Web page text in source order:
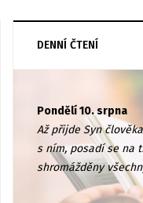
DENNÍ ČTENÍ
Pondělí 10. srpna
Až přijde Syn
s ním, posadí se na
shromážděny